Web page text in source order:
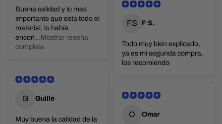
Buena calidad y lo mas
importante que esta todo el
material, lo había
encon...Mostrar reseña
completa
FS F S.
Todo muy bien explicado,
ya es mi segunda compra,
los recomiendo
G Guille
Muy buena la calidad de la
O Omar